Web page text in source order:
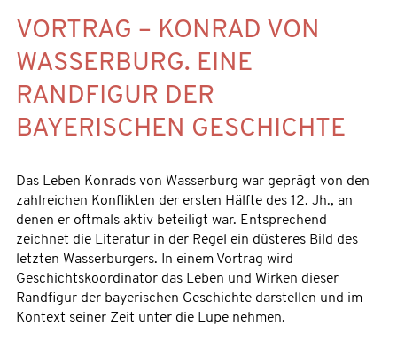
VORTRAG – KONRAD VON
WASSERBURG. EINE
RANDFIGUR DER
BAYERISCHEN GESCHICHTE
Das Leben Konrads von Wasserburg war geprägt von den
zahlreichen Konflikten der ersten Hälfte des 12. Jh., an
denen er oftmals aktiv beteiligt war. Entsprechend
zeichnet die Literatur in der Regel ein düsteres Bild des
letzten Wasserburgers. In einem Vortrag wird
Geschichtskoordinator das Leben und Wirken dieser
Randfigur der bayerischen Geschichte darstellen und im
Kontext seiner Zeit unter die Lupe nehmen.